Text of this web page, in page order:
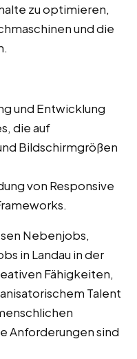
zu optimieren,
und die
und Entwicklung
die auf
Bildschirmgrößen
von Responsive
Nebenjobs,
in Landau in der
Fähigkeiten,
Talent
Anforderungen sind